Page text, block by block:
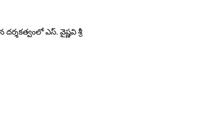
ఎస్‌. వైష్ణవి శ్రీ